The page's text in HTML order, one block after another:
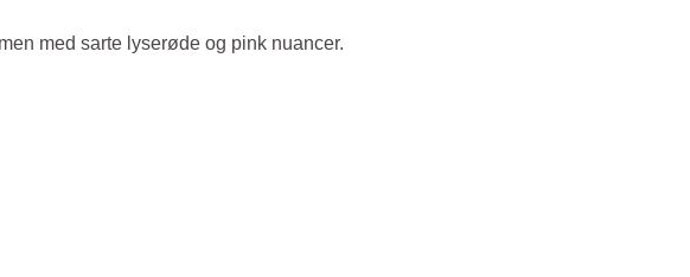
med sarte lyserøde og pink nuancer.